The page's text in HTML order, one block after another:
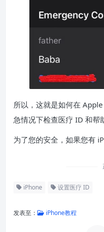
所以，这就是如何在
急情况下检查医疗 ID 和帮
为了您的安全，如果您有
iPhone 设置医疗 ID
发表至： iPhone教程